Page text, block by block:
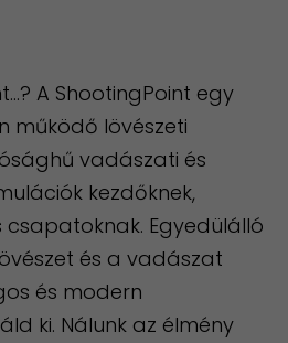
A ShootingPoint egy
működő lövészeti
vadászati és
kezdőknek,
Egyedülálló
és a vadászat
és modern
ki. Nálunk az élmény